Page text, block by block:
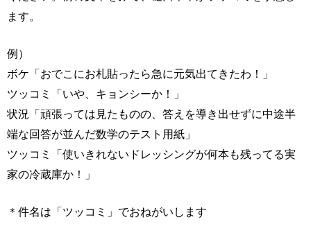
ます。
例）
ボケ「おでこにお札貼ったら急に元気出てきたわ！」
ツッコミ「いや、キョンシーか！」
状況「頑張っては見たものの、答えを導き出せずに中途半
端な回答が並んだ数学のテスト用紙」
ツッコミ「使いきれないドレッシングが何本も残ってる実
家の冷蔵庫か！」
＊件名は「ツッコミ」でおねがいします